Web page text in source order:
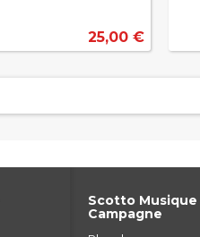
25,00 €
Scotto Musique
Campagne